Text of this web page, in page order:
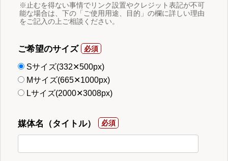
※止むを得ない事情でリンク設置やクレジット表記が不可
能な場合は、下の「ご使用用途、目的」の欄に詳しい理由
をご記入の上ご相談ください。
ご希望のサイズ
Sサイズ(332✕500px)
Mサイズ(665✕1000px)
Lサイズ(2000✕3008px)
媒体名（タイトル）